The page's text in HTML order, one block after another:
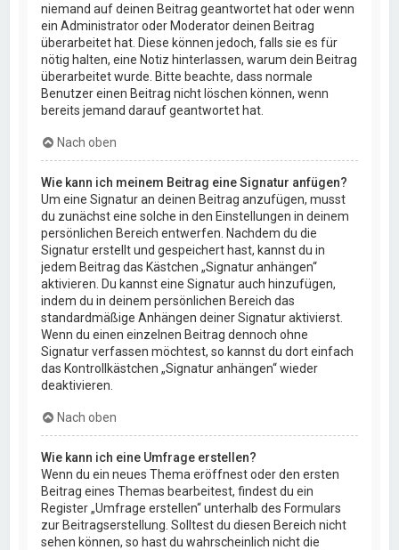
niemand auf deinen Beitrag geantwortet hat oder wenn
ein Administrator oder Moderator deinen Beitrag
überarbeitet hat. Diese können jedoch, falls sie es für
nötig halten, eine Notiz hinterlassen, warum dein Beitrag
überarbeitet wurde. Bitte beachte, dass normale
Benutzer einen Beitrag nicht löschen können, wenn
bereits jemand darauf geantwortet hat.
Nach oben
Wie kann ich meinem Beitrag eine Signatur anfügen?
Um eine Signatur an deinen Beitrag anzufügen, musst
du zunächst eine solche in den Einstellungen in deinem
persönlichen Bereich entwerfen. Nachdem du die
Signatur erstellt und gespeichert hast, kannst du in
jedem Beitrag das Kästchen „Signatur anhängen“
aktivieren. Du kannst eine Signatur auch hinzufügen,
indem du in deinem persönlichen Bereich das
standardmäßige Anhängen deiner Signatur aktivierst.
Wenn du einen einzelnen Beitrag dennoch ohne
Signatur verfassen möchtest, so kannst du dort einfach
das Kontrollkästchen „Signatur anhängen“ wieder
deaktivieren.
Nach oben
Wie kann ich eine Umfrage erstellen?
Wenn du ein neues Thema eröffnest oder den ersten
Beitrag eines Themas bearbeitest, findest du ein
Register „Umfrage erstellen“ unterhalb des Formulars
zur Beitragserstellung. Solltest du diesen Bereich nicht
sehen können, so hast du wahrscheinlich nicht die